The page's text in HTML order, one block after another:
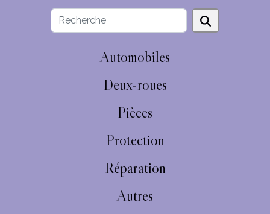
Automobiles
Deux-roues
Pièces
Protection
Réparation
Autres